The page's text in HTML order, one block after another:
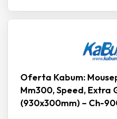
Oferta Kabum:
Mm300, Speed, Extra
(930x300mm) – Ch-